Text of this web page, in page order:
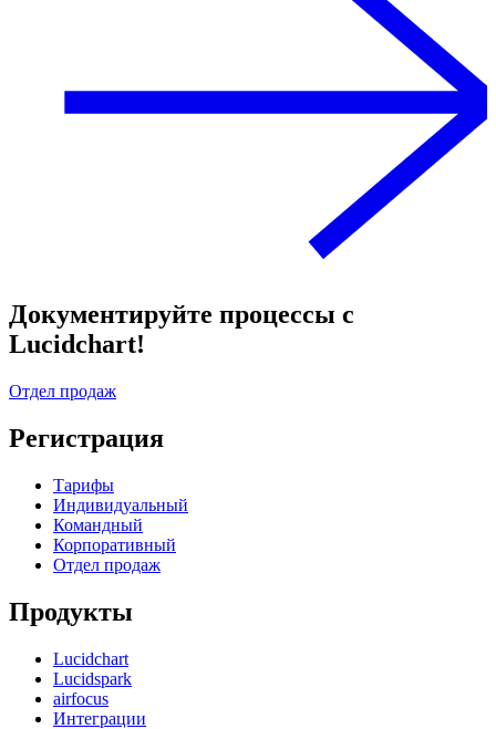
Документируйте процессы с
Lucidchart!
Отдел продаж
Регистрация
Тарифы
Индивидуальный
Командный
Корпоративный
Отдел продаж
Продукты
Lucidchart
Lucidspark
airfocus
Интеграции